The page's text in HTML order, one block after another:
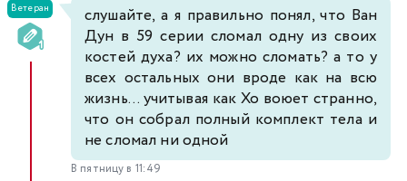
Ветеран
слушайте, а я правильно понял, что Ван
Дун в 59 серии сломал одну из своих
костей духа? их можно сломать? а то у
всех остальных они вроде как на всю
жизнь... учитывая как Хо воюет странно,
что он собрал полный комплект тела и
не сломал ни одной
В пятницу в 11:49